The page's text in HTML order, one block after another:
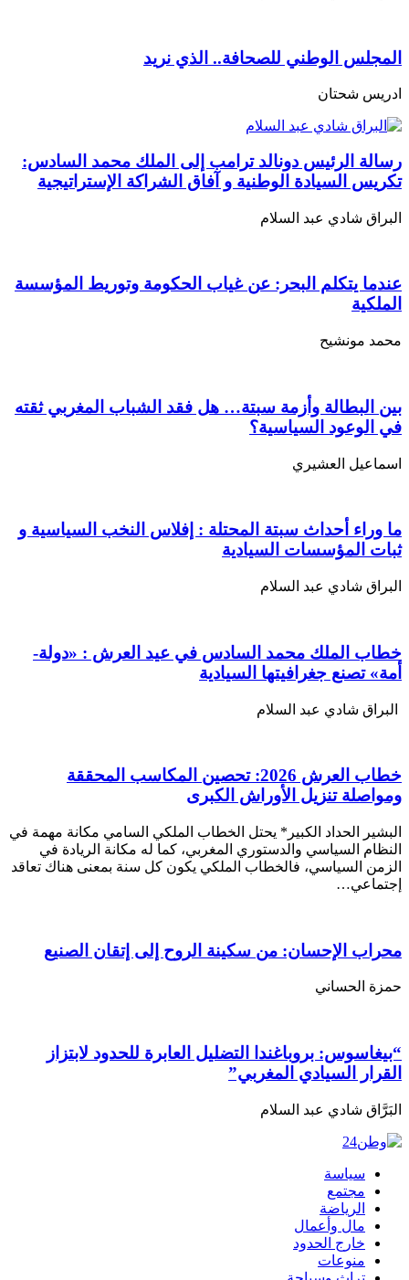
المجلس الوطني للصحافة.. الذي نريد
ادريس شحتان
رسالة الرئيس دونالد ترامب إلى الملك محمد السادس:
تكريس السيادة الوطنية و آفاق الشراكة الإستراتيجية
البراق شادي عبد السلام
عندما يتكلم البحر: عن غياب الحكومة وتوريط المؤسسة
الملكية
محمد مونشيح
بين البطالة وأزمة سبتة… هل فقد الشباب المغربي ثقته
في الوعود السياسية؟
اسماعيل العشيري
ما وراء أحداث سبتة المحتلة : إفلاس النخب السياسية و
ثبات المؤسسات السيادية
البراق شادي عبد السلام
خطاب الملك محمد السادس في عيد العرش : «دولة-
أمة» تصنع جغرافيتها السيادية
البراق شادي عبد السلام
خطاب العرش 2026: تحصين المكاسب المحققة
ومواصلة تنزيل الأوراش الكبرى
البشير الحداد الكبير* يحتل الخطاب الملكي السامي مكانة مهمة في
النظام السياسي والدستوري المغربي، كما له مكانة الريادة في
الزمن السياسي، فالخطاب الملكي يكون كل سنة بمعنى هناك تعاقد
إجتماعي…
محراب الإحسان: من سكينة الروح إلى إتقان الصنيع
حمزة الحساني
“بيغاسوس: بروباغندا التضليل العابرة للحدود لابتزاز
القرار السيادي المغربي”
البَرَّاق شادي عبد السلام
سياسة
مجتمع
الرياضة
مال وأعمال
خارج الحدود
منوعات